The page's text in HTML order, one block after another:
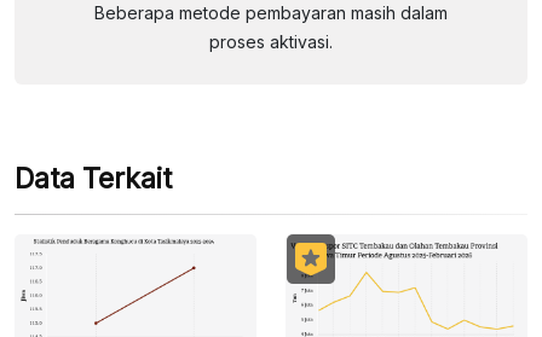
Beberapa metode pembayaran masih dalam
proses aktivasi.
Data Terkait